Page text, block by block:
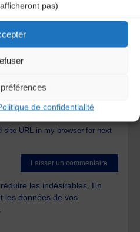
pas)
de confidentialité
site URL in my browser for next
les indésirables. En
les données de vos